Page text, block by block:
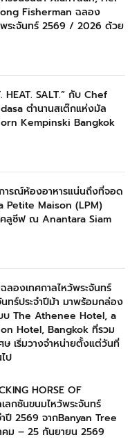
Fisherman ฉลอง
ระจันทร์ 2569 / 2026 ด้วย
HEAT. SALT.” กับ Chef
ตำนานสเต๊กแห่งมัล
Kempinski Bangkok
ารณ์ห้องอาหารแน่นถึงที่จอด
Petite Maison (LPM)
ลูซีฟ ณ Anantara Siam
ลองเทศกาลไหว้พระจันทร์
ทร์ประจำปีม้า มาพร้อมกล่อง
บ The Athenee Hotel, a
Hotel, Bangkok ที่รวม
เริ่มวางจำหน่ายตั้งแต่วันที่
ป
HORSE OF
เลกชันขนมไหว้พระจันทร์
ปี 2569 จากBanyan Tree
คม – 25 กันยายน 2569